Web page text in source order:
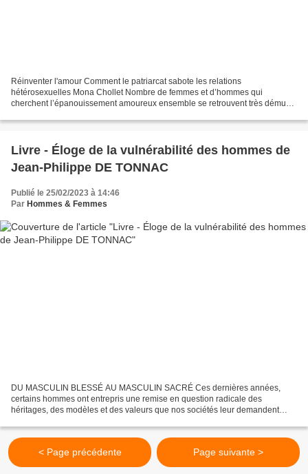
Réinventer l'amour Comment le patriarcat sabote les relations
hétérosexuelles Mona Chollet Nombre de femmes et d’hommes qui
cherchent l’épanouissement amoureux ensemble se retrouvent très démunis
Livre - Éloge de la vulnérabilité des hommes de
Jean-Philippe DE TONNAC
Publié le 25/02/2023 à 14:46
Par Hommes & Femmes
DU MASCULIN BLESSÉ AU MASCULIN SACRÉ Ces dernières années,
certains hommes ont entrepris une remise en question radicale des
héritages, des modèles et des valeurs que nos sociétés leur demandent
< Page précédente Page suivante >